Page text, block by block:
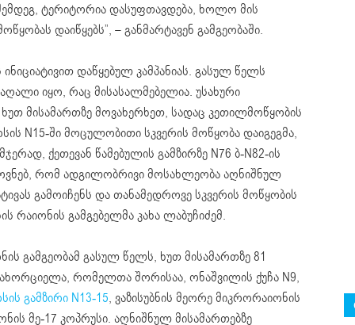
ტერიტორია დასუფთავდება, ხოლო მის
დაიწყებს”, – განმარტავენ გამგეობაში.
დაწყებულ კამპანიას. გასულ წელს
იყო, რაც მისასალმებელია. უსახური
მისამართზე მოვახერხეთ, სადაც კეთილმოწყობის
N15-ში მოცულობითი სკვერის მოწყობა დაიგეგმა,
ქეთევან წამებულის გამზირზე N76 ბ-N82-ის
რომ ადგილობრივი მოსახლეობა აღნიშნულ
გამოიჩენს და თანამედროვე სკვერის მოწყობის
რაიონის გამგებელმა კახა ლაბუჩიძემ.
გამგეობამ გასულ წელს, ხუთ მისამართზე 81
რომელთა შორისაა, ონაშვილის ქუჩა N9,
გამზირი N13-15, ვაზისუბნის მეორე მიკრორაიონის
მე-17 კოპრუსი. აღნიშნულ მისამართებზე